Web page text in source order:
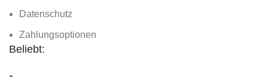
Datenschutz
Zahlungsoptionen
Beliebt: